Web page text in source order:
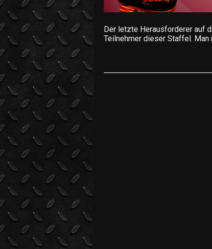
Der letzte Herausforderer auf
Teilnehmer dieser Staffel.